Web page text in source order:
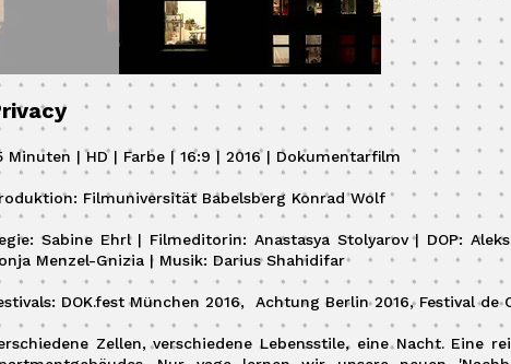
Minuten | HD | Farbe | 16:9 | 2016 | Dokumentarfilm
Filmuniversität Babelsberg Konrad Wolf
Sabine Ehrl | Filmeditorin: Anastasya Stolyarov | DOP:
Menzel-Gnizia | Musik: Darius Shahidifar
DOK.fest München 2016, Achtung Berlin 2016, Festival
Zellen, verschiedene Lebensstile, eine Nacht. Eine